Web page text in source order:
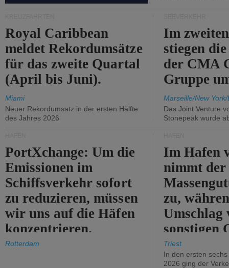
Royal Caribbean
meldet Rekordumsätze
für das zweite Quartal
(April bis Juni).
Miami
Neuer Rekordumsatz in der ersten Hälfte
des Jahres 2026
Im
stiegen
der CMA
Gruppe
Marseille/New
Das Joint Venture
Stonepeak wurde
PortXchange: Um die
Emissionen im
Schiffsverkehr sofort
zu reduzieren, müssen
wir uns auf die Häfen
konzentrieren.
Rotterdam
Im Hafen
nimmt der
zu,
Umschlag
sonstigen
abnimmt.
Triest
In den ersten
2026 ging der